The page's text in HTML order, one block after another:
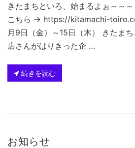
きたまちといろ、始まるよぉ～～～
こちら → https://kitamachi-
月9日（金）～15日（木） きたま
店さんがはりきった企 …
続きを読む
お知らせ